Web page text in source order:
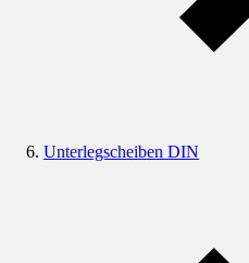
Unterlegscheiben DIN